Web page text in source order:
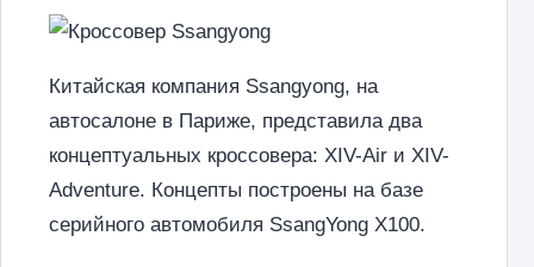
Китайская компания Ssangyong, на
автосалоне в Париже, представила два
концептуальных кроссовера: XIV-Air и XIV-
Adventure. Концепты построены на базе
серийного автомобиля SsangYong X100.